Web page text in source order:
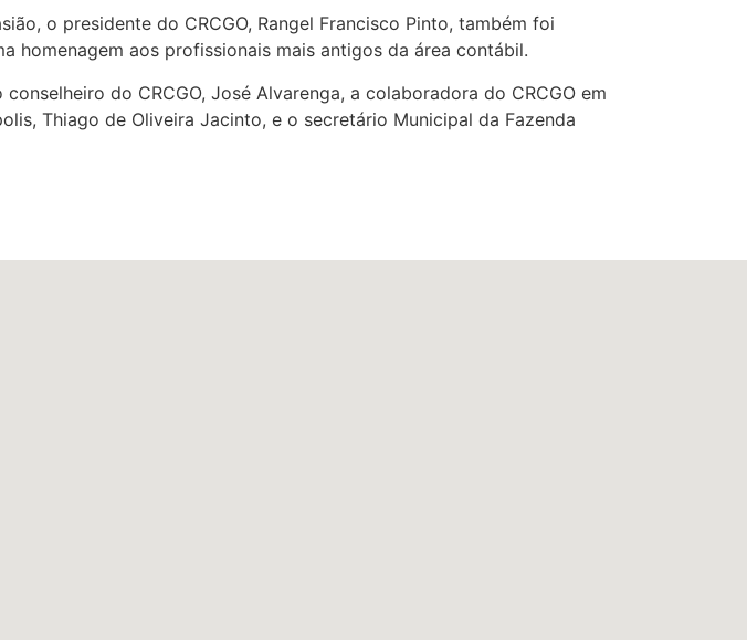
o presidente do CRCGO, Rangel Francisco Pinto, também foi
homenagem aos profissionais mais antigos da área contábil.
do CRCGO, José Alvarenga, a colaboradora do CRCGO em
Thiago de Oliveira Jacinto, e o secretário Municipal da Fazenda